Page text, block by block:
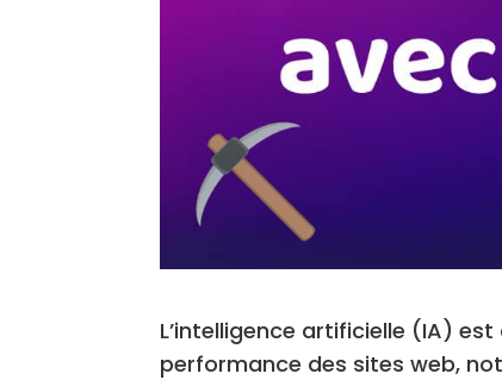
L’intelligence artificielle (IA)
performance des sites web,